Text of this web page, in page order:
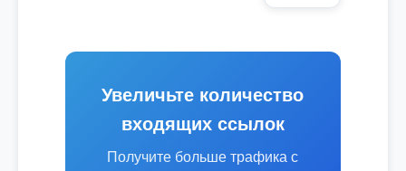
Увеличьте количество
входящих ссылок
Получите больше трафика с